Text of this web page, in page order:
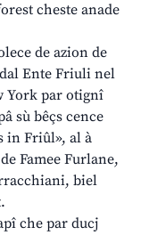
cheste anade
de azion de
Ente Friuli nel
York par otignî
sù bêçs cence
in Friûl», al à
Famee Furlane,
biel
che par ducj